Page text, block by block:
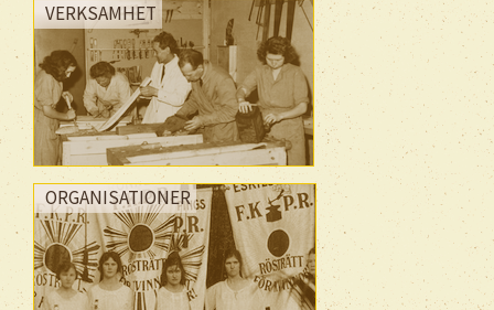
VERKSAMHET
ORGANISATIONER